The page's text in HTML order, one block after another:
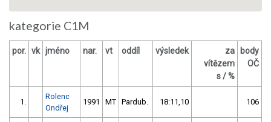
kategorie C1M
por. vk jméno nar. vt oddíl výsledek
za
vítězem
s / %
body
OČ
1.
Rolenc
Ondřej
1991 MT Pardub. 18:11,10 106